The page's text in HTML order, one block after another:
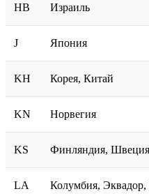
HB Израиль
J Япония
KH Корея, Китай
KN Норвегия
KS Финляндия, Швеция
LA Колумбия, Эквадор,